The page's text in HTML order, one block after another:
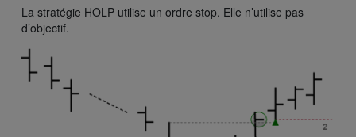
La stratégie HOLP utilise un ordre stop. Elle n’utilise pas
d’objectif.